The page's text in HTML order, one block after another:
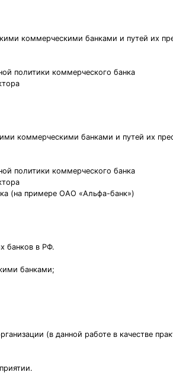
коммерческими банками и путей их
политики коммерческого банка
коммерческими банками и путей их
политики коммерческого банка
(на примере ОАО «Альфа-банк»)
банков в РФ.
банками;
(в данной работе в качестве